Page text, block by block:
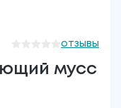
отзывы
мусс